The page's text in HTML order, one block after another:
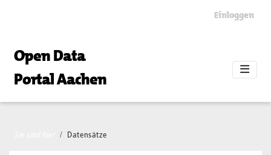
Einloggen
Open Data
Portal Aachen
Datensätze